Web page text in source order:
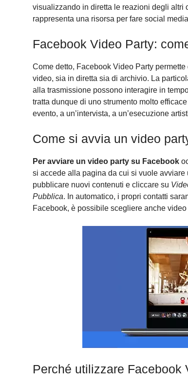
visualizzando in diretta le reazioni degli altri
rappresenta una risorsa per fare social
Facebook Video Party:
Come detto, Facebook Video Party permette
video, sia in diretta sia di archivio. La
alla trasmissione possono interagire in
tratta dunque di uno strumento molto
evento, a un’intervista, a un’esecuzione
Come si avvia un video
Per avviare un video party su Facebook
si accede alla pagina da cui si vuole
pubblicare nuovi contenuti e cliccare su
Pubblica. In automatico, i propri contatti
Facebook, è possibile scegliere anche
Perché utilizzare Facebook